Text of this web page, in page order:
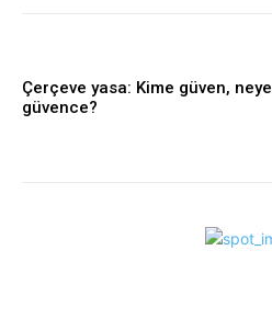
Çerçeve yasa: Kime güven, neye
güvence?